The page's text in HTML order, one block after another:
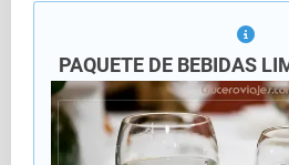
PAQUETE DE BEBIDAS